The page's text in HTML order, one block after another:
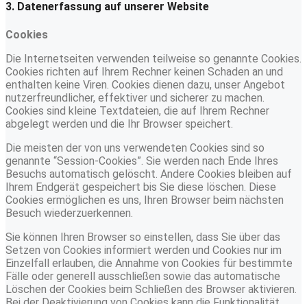
3. Datenerfassung auf unserer Website
Cookies
Die Internetseiten verwenden teilweise so genannte Cookies.
Cookies richten auf Ihrem Rechner keinen Schaden an und
enthalten keine Viren. Cookies dienen dazu, unser Angebot
nutzerfreundlicher, effektiver und sicherer zu machen.
Cookies sind kleine Textdateien, die auf Ihrem Rechner
abgelegt werden und die Ihr Browser speichert.
Die meisten der von uns verwendeten Cookies sind so
genannte “Session-Cookies”. Sie werden nach Ende Ihres
Besuchs automatisch gelöscht. Andere Cookies bleiben auf
Ihrem Endgerät gespeichert bis Sie diese löschen. Diese
Cookies ermöglichen es uns, Ihren Browser beim nächsten
Besuch wiederzuerkennen.
Sie können Ihren Browser so einstellen, dass Sie über das
Setzen von Cookies informiert werden und Cookies nur im
Einzelfall erlauben, die Annahme von Cookies für bestimmte
Fälle oder generell ausschließen sowie das automatische
Löschen der Cookies beim Schließen des Browser aktivieren.